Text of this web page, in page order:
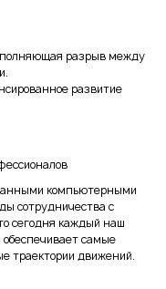
разрыв между
развитие
компьютерными
сотрудничества с
сегодня каждый наш
самые
траектории движений.